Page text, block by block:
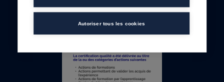
Autoriser tous les cookies